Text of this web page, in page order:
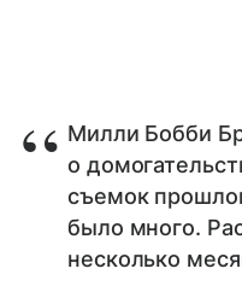
Милли Бобби
о
съемок
было много.
несколько